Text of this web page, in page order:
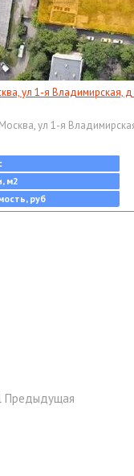
ул 1-я Владимирская, д
ул 1-я
м2
руб
Предыдущая